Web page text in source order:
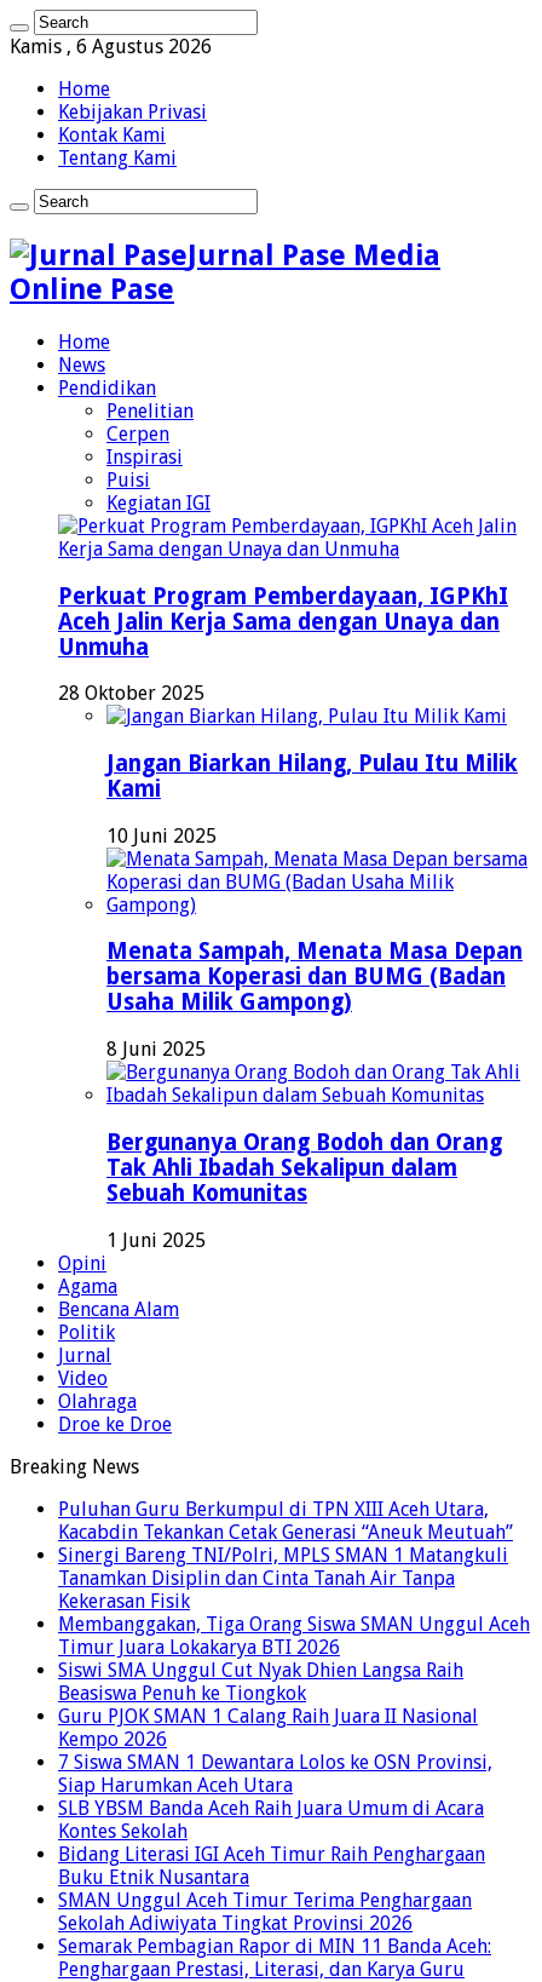
Kamis , 6 Agustus 2026
Home
Kebijakan Privasi
Kontak Kami
Tentang Kami
Jurnal Pase Media
Online Pase
Home
News
Pendidikan
Penelitian
Cerpen
Inspirasi
Puisi
Kegiatan IGI
Perkuat Program Pemberdayaan, IGPKhI
Aceh Jalin Kerja Sama dengan Unaya dan
Unmuha
28 Oktober 2025
Jangan Biarkan Hilang, Pulau Itu Milik
Kami
10 Juni 2025
Menata Sampah, Menata Masa Depan
bersama Koperasi dan BUMG (Badan
Usaha Milik Gampong)
8 Juni 2025
Bergunanya Orang Bodoh dan Orang
Tak Ahli Ibadah Sekalipun dalam
Sebuah Komunitas
1 Juni 2025
Opini
Agama
Bencana Alam
Politik
Jurnal
Video
Olahraga
Droe ke Droe
Breaking News
Puluhan Guru Berkumpul di TPN XIII Aceh Utara,
Kacabdin Tekankan Cetak Generasi “Aneuk Meutuah”
Sinergi Bareng TNI/Polri, MPLS SMAN 1 Matangkuli
Tanamkan Disiplin dan Cinta Tanah Air Tanpa
Kekerasan Fisik
Membanggakan, Tiga Orang Siswa SMAN Unggul Aceh
Timur Juara Lokakarya BTI 2026
Siswi SMA Unggul Cut Nyak Dhien Langsa Raih
Beasiswa Penuh ke Tiongkok
Guru PJOK SMAN 1 Calang Raih Juara II Nasional
Kempo 2026
7 Siswa SMAN 1 Dewantara Lolos ke OSN Provinsi,
Siap Harumkan Aceh Utara
SLB YBSM Banda Aceh Raih Juara Umum di Acara
Kontes Sekolah
Bidang Literasi IGI Aceh Timur Raih Penghargaan
Buku Etnik Nusantara
SMAN Unggul Aceh Timur Terima Penghargaan
Sekolah Adiwiyata Tingkat Provinsi 2026
Semarak Pembagian Rapor di MIN 11 Banda Aceh:
Penghargaan Prestasi, Literasi, dan Karya Guru